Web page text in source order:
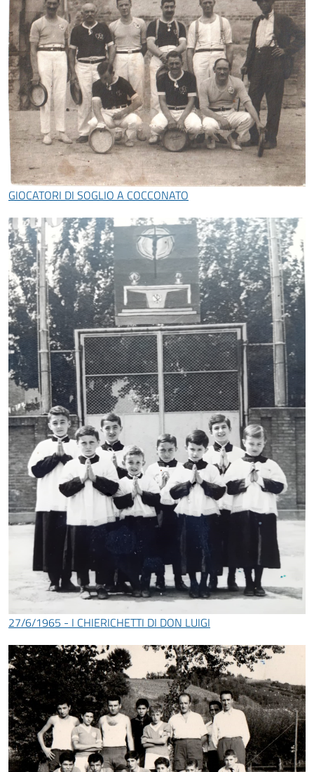
GIOCATORI DI SOGLIO A COCCONATO
27/6/1965 - I CHIERICHETTI DI DON LUIGI